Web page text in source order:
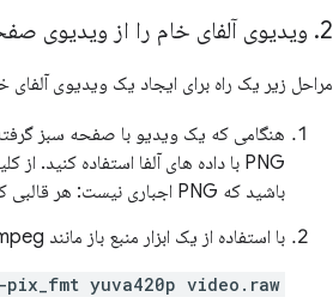
2
. ویدیوی آلفای خام را از ویدیوی
مراحل زیر یک راه برای ایجاد یک ویدیوی
هنگامی که یک ویدیو با صفحه سبز گرفته
باشید که PNG اجباری نیست: هر قالبی که داده های کانال آلفا را حفظ کند خوب است.)
با استفاده از یک ابزار منبع باز مانند ffmpeg، آرایه فایل های PNG را به یک ویدیوی خام YUVA تبدیل کنید:
yuva420p video.raw